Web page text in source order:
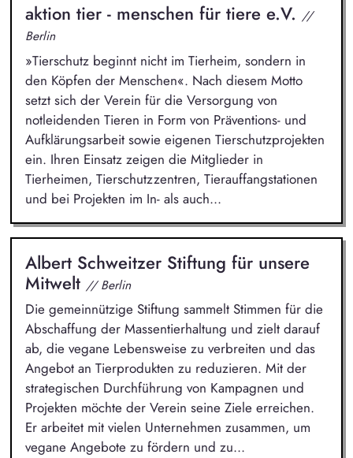
aktion tier - menschen für tiere e.V. //
Berlin
»Tierschutz beginnt nicht im Tierheim, sondern in
den Köpfen der Menschen«. Nach diesem Motto
setzt sich der Verein für die Versorgung von
notleidenden Tieren in Form von Präventions- und
Aufklärungsarbeit sowie eigenen Tierschutzprojekten
ein. Ihren Einsatz zeigen die Mitglieder in
Tierheimen, Tierschutzzentren, Tierauffangstationen
und bei Projekten im In- als auch...
Albert Schweitzer Stiftung für unsere
Mitwelt // Berlin
Die gemeinnützige Stiftung sammelt Stimmen für die
Abschaffung der Massentierhaltung und zielt darauf
ab, die vegane Lebensweise zu verbreiten und das
Angebot an Tierprodukten zu reduzieren. Mit der
strategischen Durchführung von Kampagnen und
Projekten möchte der Verein seine Ziele erreichen.
Er arbeitet mit vielen Unternehmen zusammen, um
vegane Angebote zu fördern und zu...